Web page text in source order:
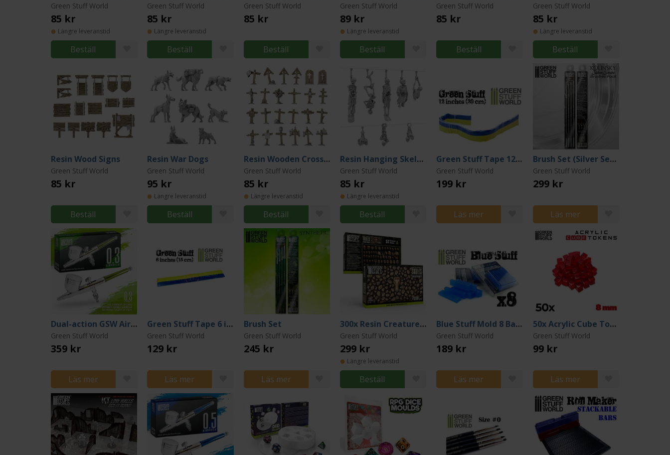
Green Stuff World
85 kr
Längre leveranstid
Beställ
Green Stuff World
85 kr
Längre leveranstid
Beställ
Green Stuff World
85 kr
Beställ
Green Stuff World
89 kr
Längre leveranstid
Beställ
Green Stuff World
85 kr
Beställ
Green Stuff World
85 kr
Längre leveranstid
Beställ
Resin Wood Signs
Green Stuff World
85 kr
Beställ
Resin War Dogs
Green Stuff World
95 kr
Längre leveranstid
Beställ
Resin Wooden Crosses
Green Stuff World
85 kr
Längre leveranstid
Beställ
Resin Hanging Skeletons
Green Stuff World
85 kr
Längre leveranstid
Beställ
Green Stuff Tape 12 inches (30cm)
Green Stuff World
199 kr
Läs mer
Brush Set (Silver Series Kolinsky)
Green Stuff World
299 kr
Läs mer
Dual-action GSW Airbrush 0.3 mm
Green Stuff World
359 kr
Läs mer
Green Stuff Tape 6 inches (15cm)
Green Stuff World
129 kr
Läs mer
Brush Set
Green Stuff World
245 kr
Läs mer
300x Resin Creature Skulls
Green Stuff World
299 kr
Längre leveranstid
Beställ
Blue Stuff Mold 8 Bars
Green Stuff World
189 kr
Läs mer
50x Acrylic Cube Tokens (Red 8mm)
Green Stuff World
99 kr
Läs mer